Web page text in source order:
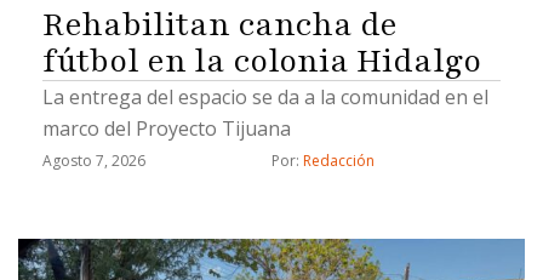
Rehabilitan cancha de
fútbol en la colonia Hidalgo
La entrega del espacio se da a la comunidad en el
marco del Proyecto Tijuana
Agosto 7, 2026 Por: Redacción